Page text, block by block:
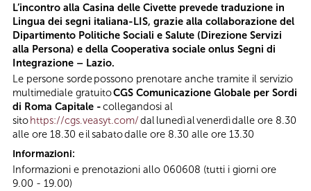
L’incontro alla Casina delle Civette prevede traduzione in
Lingua dei segni italiana-LIS, grazie alla collaborazione del
Dipartimento Politiche Sociali e Salute (Direzione Servizi
alla Persona) e della Cooperativa sociale onlus Segni di
Integrazione – Lazio.
Le persone sorde possono prenotare anche tramite il servizio
multimediale gratuitoCGS Comunicazione Globale per Sordi
di Roma Capitale -collegandosi al
sitohttps://cgs.veasyt.com/dal lunedì al venerdì dalle ore 8.30
alle ore 18.30 e il sabato dalle ore 8.30 alle ore 13.30
Informazioni:
Informazioni e prenotazioni allo 060608 (tutti i giorni ore
9.00 - 19.00)